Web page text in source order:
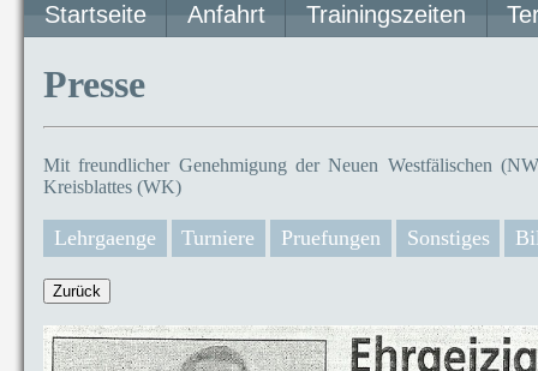
Startseite Anfahrt Trainingszeiten
Presse
Mit freundlicher Genehmigung der Neuen Westfälischen
Kreisblattes (WK)
Lehrgaenge Turniere Pruefungen Sonstiges